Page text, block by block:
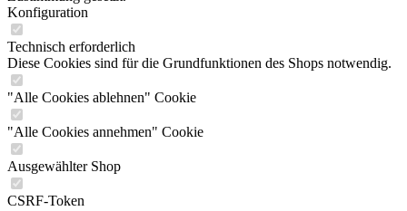
Konfiguration
Technisch erforderlich
Diese Cookies sind für die Grundfunktionen des Shops notwendig.
"Alle Cookies ablehnen" Cookie
"Alle Cookies annehmen" Cookie
Ausgewählter Shop
CSRF-Token